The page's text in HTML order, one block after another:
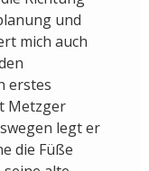
und
mich auch
erstes
Metzger
legt er
die Füße